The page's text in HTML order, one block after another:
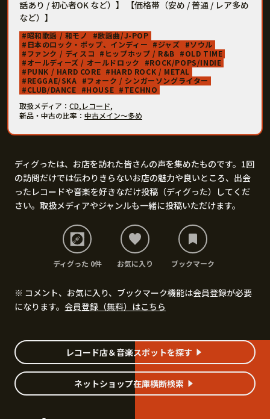
話あり / 初心者OK など）】 【価格帯（安め / 普通 / レア多め
など）】
昭和歌謡 / 和モノ
歌謡曲/J-POP
日本のロック・ポップ、インディー
ジャズ
ソウル
ファンク / ディスコ
ヒップホップ / R&B
OLD TIME
オールディーズ / オールドロック
ROCK/POPS/INDIE
PUNK / HARD CORE
HARD ROCK / METAL
REGGAE/SKA
フォーク / シンガーソングライター
CLUB/DANCE
HOUSE
TECHNO
取扱メディア
CD,レコード,
新品・中古の比率
中古メイン〜多め
ディグったは、お店を訪れた皆さんの声を集めたものです。1回
の訪問だけでは伝わりきらないお店の魅力や良いところ、出会
ったレコードや音楽を好きなだけ投稿（ディグった）してくだ
さい。取扱メディアやジャンルも一緒に投稿いただけます。
ディグった 0件 お気に入り ブックマーク
※ コメント、お気に入り、ブックマーク機能は会員登録が必要
になります。 会員登録（無料）はこちら
レコード店＆音楽スポットを探す
ネットショップ在庫横断検索